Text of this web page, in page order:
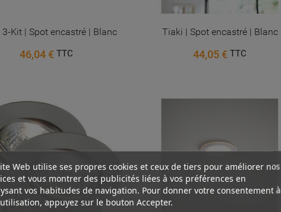
Kit | Spot encastré | Blanc
46,04 € TTC
Tiaki | Spot encastré | Blanc
44,05 €TTC
Web utilise ses propres cookies et ceux de tiers pour améliorer nos
et vous montrer des publicités liées à vos préférences en
vos habitudes de navigation. Pour donner votre consentement à
appuyez sur le bouton Accepter.